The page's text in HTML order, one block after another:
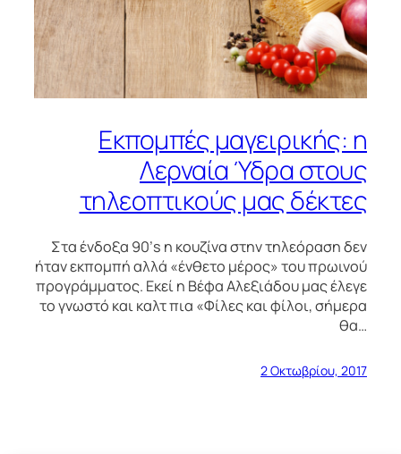
Εκπομπές μαγειρικής: η
Λερναία Ύδρα στους
τηλεοπτικούς μας δέκτες
Στα ένδοξα 90’s η κουζίνα στην τηλεόραση δεν
ήταν εκπομπή αλλά «ένθετο μέρος» του πρωινού
προγράμματος. Εκεί η Βέφα Αλεξιάδου μας έλεγε
το γνωστό και καλτ πια «Φίλες και φίλοι, σήμερα
θα…
2 Οκτωβρίου, 2017